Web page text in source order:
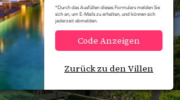
*Durch das Ausfüllen dieses Formulars melden Sie
sich an, um E-Mails zu erhalten, und können sich
jederzeit abmelden.
Code Anzeigen
Zurück zu den Villen